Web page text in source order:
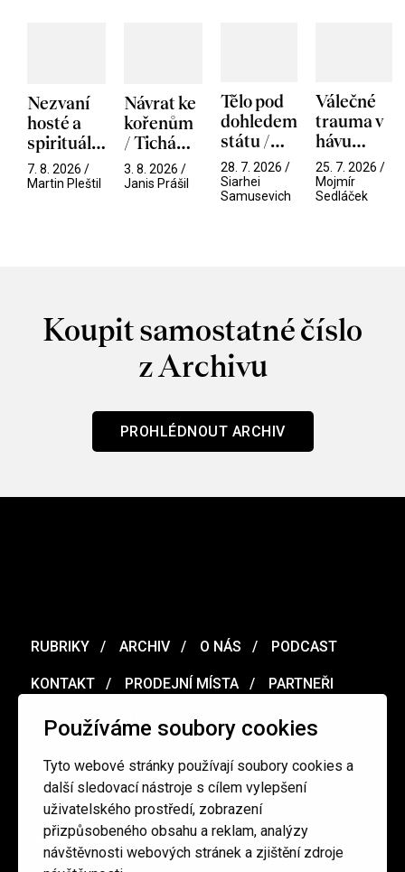
Používáme soubory cookies
Tyto webové stránky používají soubory cookies a
další sledovací nástroje s cílem vylepšení
uživatelského prostředí, zobrazení
přizpůsobeného obsahu a reklam, analýzy
návštěvnosti webových stránek a zjištění zdroje
Nezvaní
hosté a
spirituální
narušitelé
z vesmíru
7. 8. 2026 /
Martin Pleštil
Návrat ke
kořenům
/ Tichá
přítelkyně
3. 8. 2026 /
Janis Prášil
Tělo pod
dohledem
státu /
Pramen
28. 7. 2026 /
Siarhei
Samusevich
Válečné
trauma v
hávu
spektáklu
/ Odyssea
25. 7. 2026 /
Mojmír
Sedláček
Koupit samostatné číslo
z Archivu
PROHLÉDNOUT ARCHIV
RUBRIKY ARCHIV O NÁS PODCAST
KONTAKT PRODEJNÍ MÍSTA PARTNEŘI
MERCH VOUCHER
Ochrana osobních údajů / Obchodní podmínky
redakce@cinepur.cz